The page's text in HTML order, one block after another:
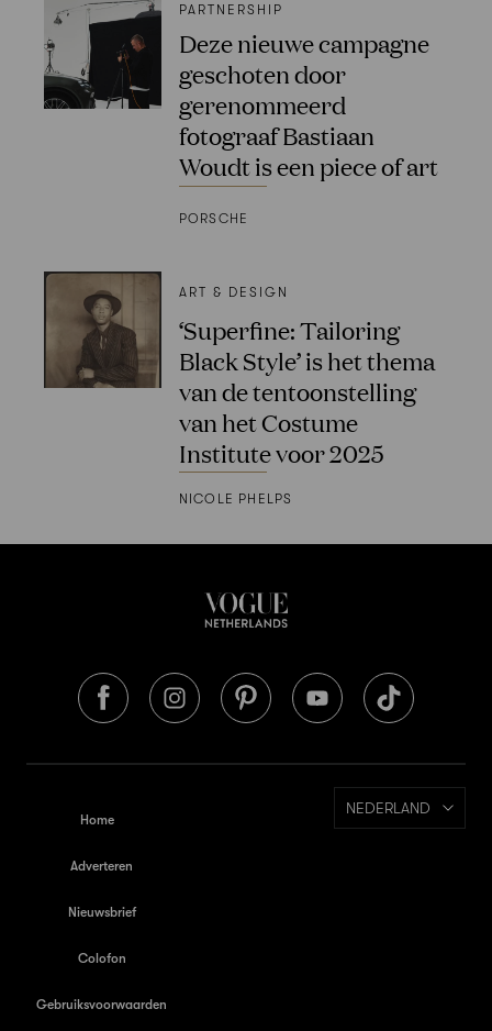
PARTNERSHIP
Deze nieuwe campagne
geschoten door
gerenommeerd
fotograaf Bastiaan
Woudt is een piece of art
PORSCHE
ART & DESIGN
‘Superfine: Tailoring
Black Style’ is het thema
van de tentoonstelling
van het Costume
Institute voor 2025
NICOLE PHELPS
Home
Adverteren
Nieuwsbrief
Colofon
Gebruiksvoorwaarden
NEDERLAND